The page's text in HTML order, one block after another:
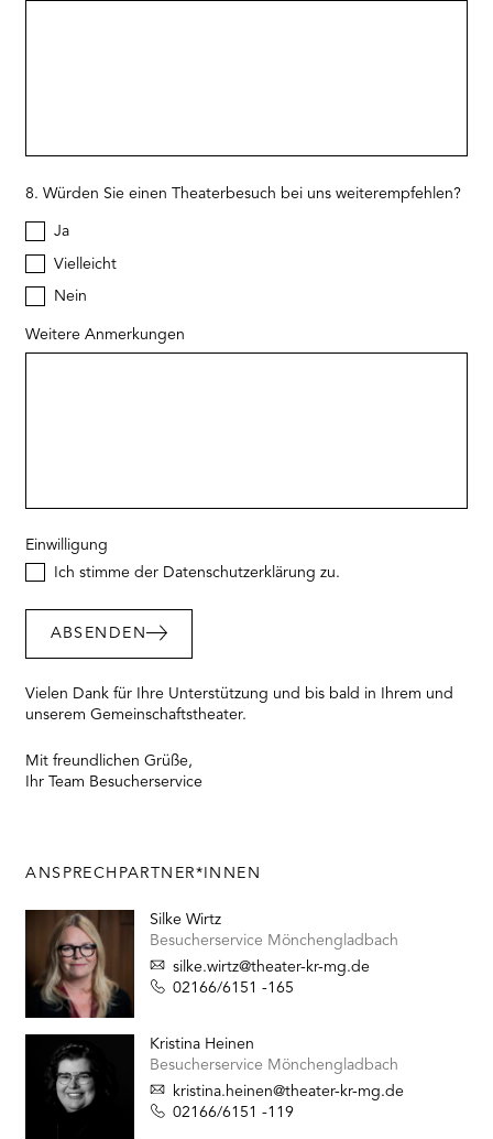
8. Würden Sie einen Theaterbesuch bei uns weiterempfehlen?
Ja
Vielleicht
Nein
Weitere Anmerkungen
Einwilligung
Ich stimme der Datenschutzerklärung zu.
ABSENDEN
Vielen Dank für Ihre Unterstützung und bis bald in Ihrem und
unserem Gemeinschaftstheater.
Mit freundlichen Grüße,
Ihr Team Besucherservice
ANSPRECHPARTNER*INNEN
Silke Wirtz
Besucherservice Mönchengladbach
silke.wirtz@theater-kr-mg.de
02166/6151 -165
Kristina Heinen
Besucherservice Mönchengladbach
kristina.heinen@theater-kr-mg.de
02166/6151 -119